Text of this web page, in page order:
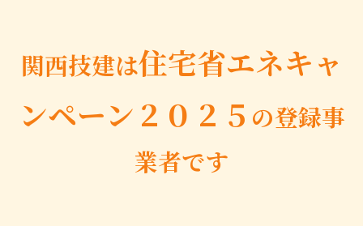
関西技建は住宅省エネキャ
ンペーン２０２５ の登録事
業者です